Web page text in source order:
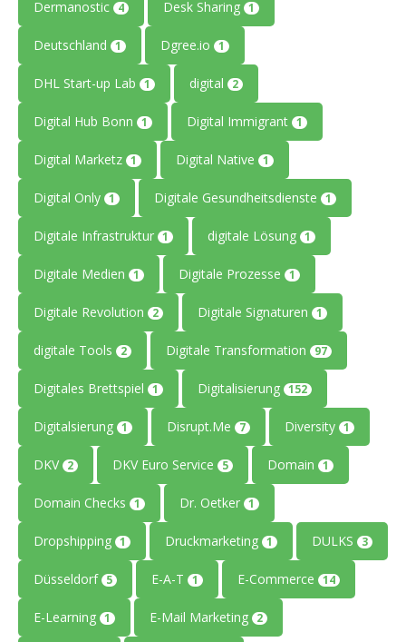
Dermanostic 4 Desk Sharing 1
Deutschland 1 Dgree.io 1
DHL Start-up Lab 1 digital 2
Digital Hub Bonn 1 Digital Immigrant 1
Digital Marketz 1 Digital Native 1
Digital Only 1 Digitale Gesundheitsdienste 1
Digitale Infrastruktur 1 digitale Lösung 1
Digitale Medien 1 Digitale Prozesse 1
Digitale Revolution 2 Digitale Signaturen 1
digitale Tools 2 Digitale Transformation 97
Digitales Brettspiel 1 Digitalisierung 152
Digitalsierung 1 Disrupt.Me 7 Diversity 1
DKV 2 DKV Euro Service 5 Domain 1
Domain Checks 1 Dr. Oetker 1
Dropshipping 1 Druckmarketing 1 DULKS 3
Düsseldorf 5 E-A-T 1 E-Commerce 14
E-Learning 1 E-Mail Marketing 2